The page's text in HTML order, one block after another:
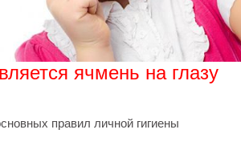
ячмень на глазу
правил личной гигиены